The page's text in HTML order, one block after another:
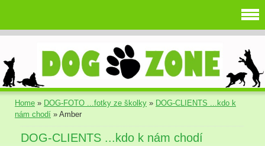
Home » DOG-FOTO ...fotky ze školky » DOG-CLIENTS ...kdo k
nám chodí » Amber
DOG-CLIENTS ...kdo k nám chodí